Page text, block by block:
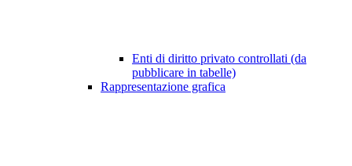
Enti di diritto privato controllati (da
pubblicare in tabelle)
Rappresentazione grafica